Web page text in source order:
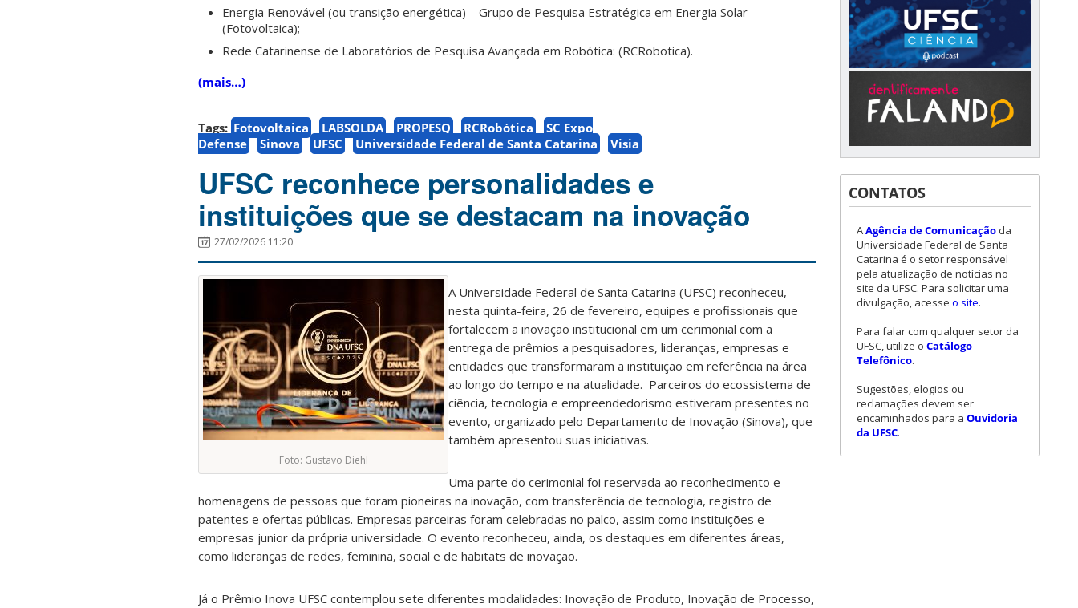
Energia Renovável (ou transição energética) – Grupo de Pesquisa Estratégica em Energia Solar
(Fotovoltaica);
Rede Catarinense de Laboratórios de Pesquisa Avançada em Robótica: (RCRobotica).
(mais…)
Tags: Fotovoltaica LABSOLDA PROPESQ RCRobótica
SC Expo
Defense
Sinova UFSC Universidade Federal de Santa Catarina Visia
UFSC reconhece personalidades e
instituições que se destacam na inovação
27/02/2026 11:20
Foto: Gustavo Diehl
A Universidade Federal de Santa Catarina (UFSC) reconheceu,
nesta quinta-feira, 26 de fevereiro, equipes e profissionais que
fortalecem a inovação institucional em um cerimonial com a
entrega de prêmios a pesquisadores, lideranças, empresas e
entidades que transformaram a instituição em referência na área
ao longo do tempo e na atualidade. Parceiros do ecossistema de
ciência, tecnologia e empreendedorismo estiveram presentes no
evento, organizado pelo Departamento de Inovação (Sinova), que
também apresentou suas iniciativas.
Uma parte do cerimonial foi reservada ao reconhecimento e
homenagens de pessoas que foram pioneiras na inovação, com transferência de tecnologia, registro de
patentes e ofertas públicas. Empresas parceiras foram celebradas no palco, assim como instituições e
empresas junior da própria universidade. O evento reconheceu, ainda, os destaques em diferentes áreas,
como lideranças de redes, feminina, social e de habitats de inovação.
Já o Prêmio Inova UFSC contemplou sete diferentes modalidades: Inovação de Produto, Inovação de Processo,
CONTATOS
AAgência de Comunicação da
Universidade Federal de Santa
Catarina é o setor responsável
pela atualização de notícias no
site da UFSC. Para solicitar uma
divulgação, acesse o site.
Para falar com qualquer setor da
UFSC, utilize o Catálogo
Telefônico.
Sugestões, elogios ou
reclamações devem ser
encaminhados para a Ouvidoria
da UFSC.